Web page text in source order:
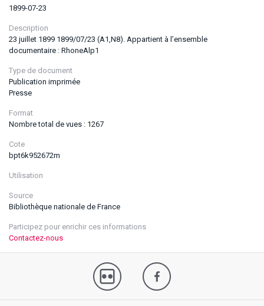
1899-07-23
Description
23 juillet 1899 1899/07/23 (A1,N8). Appartient à l’ensemble
documentaire : RhoneAlp1
Type de document
Publication imprimée
Presse
Format
Nombre total de vues : 1267
Cote
bpt6k952672m
Utilisation
Source
Bibliothèque nationale de France
Participez pour enrichir ces informations
Contactez-nous